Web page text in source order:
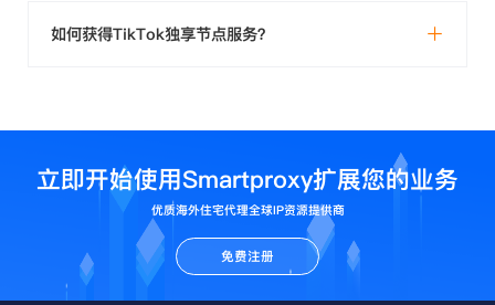
如何获得TikTok独享节点服务？
立即开始使用Smartproxy扩展您的业务
优质海外住宅代理全球IP资源提供商
免费注册